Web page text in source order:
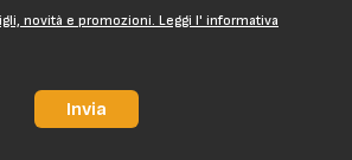
novità e promozioni. Leggi l' informativa
Invia